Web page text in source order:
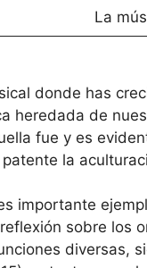
La
donde has
heredada de
fue y es
la
importante
sobre los
diversas,